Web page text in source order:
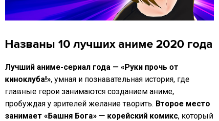
Названы 10 лучших аниме 2020 года
Лучший аниме-сериал года — «Руки прочь от
киноклуба!», умная и познавательная история, где
главные герои занимаются созданием аниме,
пробуждая у зрителей желание творить. Второе место
занимает «Башня Бога» — корейский комикс, который